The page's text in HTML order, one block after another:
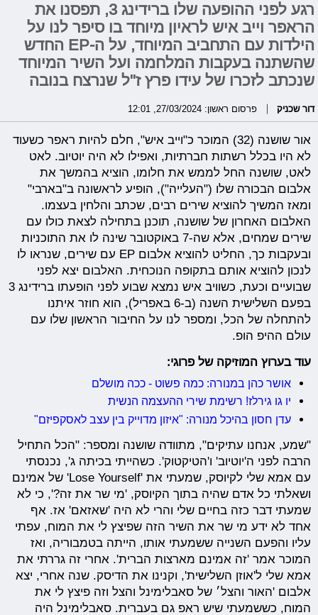
רגע לפני ההופעה שלו ברידינג 3, תפסנו את
הראפר וייב איש לראיון מיוחד בו סיפר לנו על
הילדות עם התחביב המיוחד, על ה-EP החדש
שהשתנה בעקבות המלחמה ועל השיר המיוחד
שנכתב לזכרו של עידו פרץ ז"ל שנרצח בנובה
דור שכניק פרסום ראשון: 27/03/2024, 12:01
אור שושנה (32) המוכר כ"וייב איש", חלם להיות ראפר כשעוד
לא היו בכלל רשתות חברתיות, ואפילו לא היה יוטיוב. לאט
לאט, שושנה החל לממש את חלומו, הוציא בהמשך את
אלבום הבכורה שלו ("העלייה"), הופיע לראשונה ב"בארבי"
ומאז המשיך להוציא שירים רבים, שכתב והלחין בעצמו.
האלבום האחרון של שושנה, תוכנן בתחילה לצאת כולו עם
שירים שמחים, אלא שה-7 באוקטובר שינה לו את התוכניות
ובעקבות כך, החליט להוציא אלבום EP עם שירים, שנראו לו
לנכון להוציא אותם בתקופה הנוכחית. האלבום יצא לפני
שבועיים וכעת, כשוויב איש נמצא שבוע לפני הופעתו ברידינג 3
בפעם השלישית השנה (ב-6 באפריל), הוא חוזר איתנו
להתחלה של הכל, ומספר לנו על החיבור הראשון שלו עם
עולם ההיפ הופ.
עוד בערוץ המוזיקה של פרוגי:
אושר כהן במנורה: כמה פשוט - ככה מושלם
יו גו גירלז! רשימת שירי ההעצמה הנשית
עדן חסון בהיכל מנורה: "איזון מדוייק בין עצב לאסקפיזם"
"שמע, אנחנו עתיקים", מתוודה שושנה ומספר: "הכל התחיל
הרבה לפני ה'יוטיוב' ו'הטיקטוק'. כשהייתי בכיתה ג', נכנסתי
עם אמא שלי לקיוסק, שמעתי את 'Lose Yourself' של אמינם
ושאלתי כל אדם שהיה בתוך הקיוסק, 'מי שר את זה?', כי לא
שמעתי דבר כזה בחיים שלי והרי לא היה 'שאזאם' אז. אף
אחד לא ידע מי שר את השיר הזה שפיצץ לי את המוח, עפתי
עליו והפעם השנייה ששמעתי אותו, הייתה בטמבוריה, ואז
המוכר אמר 'זה אמינם מארצות הברית'. אחרי זה גררתי את
אמא שלי ל'אוזן השלישית', וקנינו את הדיסק. שנה אחרי, יצא
אלבום 'האור והצל׳ של סאבלימינל והצל וזה פיצץ לי את
המוח, כששמעתי שיש ראפ גם בעברית. סאבלימינל היה